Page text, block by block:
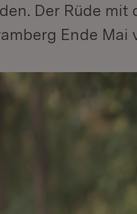
Der Rüde
Ende Mai